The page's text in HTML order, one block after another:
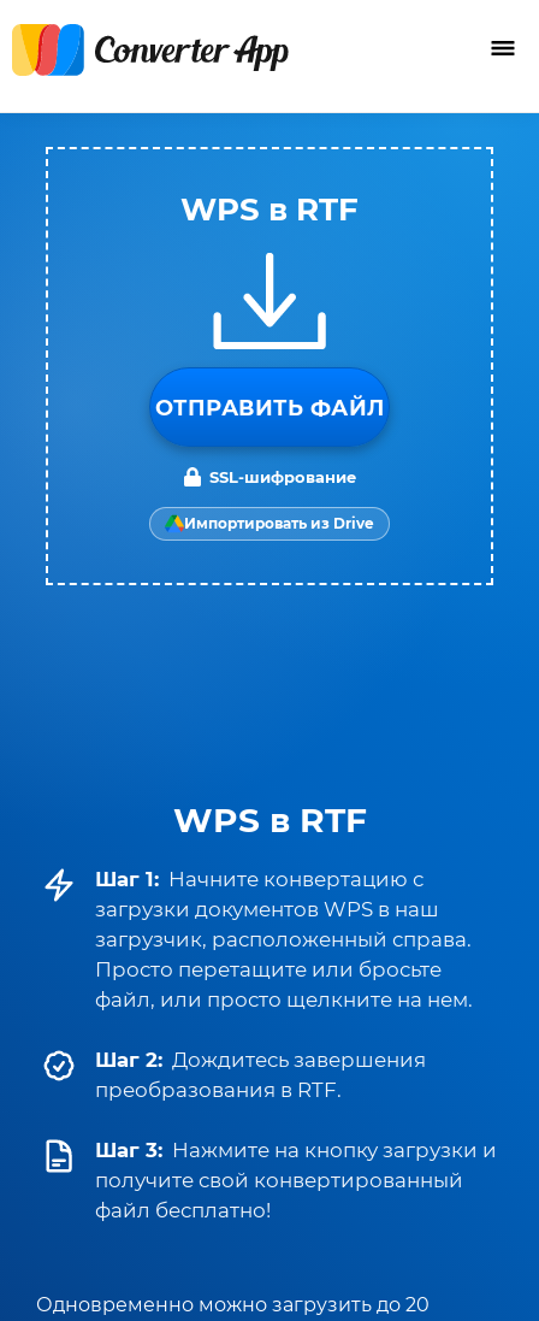
WPS в RTF
Шаг 1: Начните конвертацию с
загрузки документов WPS в наш
загрузчик, расположенный справа.
Просто перетащите или бросьте
файл, или просто щелкните на нем.
Шаг 2: Дождитесь завершения
преобразования в RTF.
Шаг 3: Нажмите на кнопку загрузки и
получите свой конвертированный
файл бесплатно!
Одновременно можно загрузить до 20
WPS в RTF
ОТПРАВИТЬ ФАЙЛ
SSL-шифрование
Импортировать из Drive